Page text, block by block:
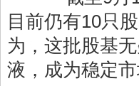
目前仍有10只
为，这批股基
液，成为稳定市